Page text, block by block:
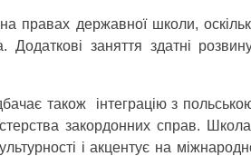
правах державної школи,
Додаткові заняття здатні
також інтеграцію з
закордонних справ.
і акцентує на